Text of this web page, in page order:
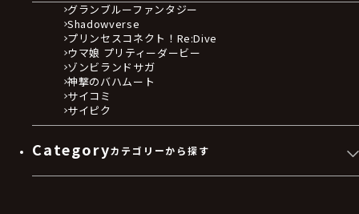
グランブルーファンタジー
Shadowverse
プリンセスコネクト！Re:Dive
ウマ娘 プリティーダービー
ゾンビランドサガ
神撃のバハムート
サイコミ
サイピク
Categoryカテゴリーから探す